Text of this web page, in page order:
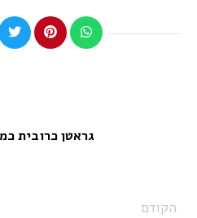
גראטן כרובית
הקודם